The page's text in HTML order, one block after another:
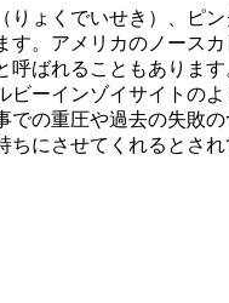
ょくでいせき）、ピ
。アメリカのノース
ばれることもありま
ーインゾイサイトの
の重圧や過去の失敗
にさせてくれるとさ